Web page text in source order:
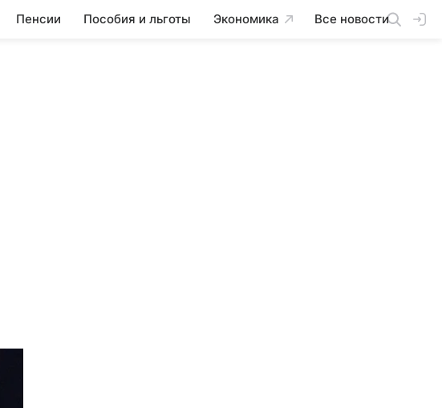
Пенсии Пособия и льготы Экономика Все новости